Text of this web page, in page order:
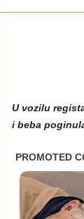
U vozilu
i beba